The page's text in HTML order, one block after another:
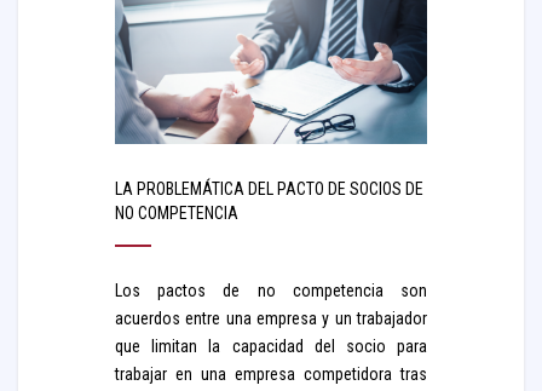
LA PROBLEMÁTICA DEL PACTO DE SOCIOS DE
NO COMPETENCIA
Los pactos de no competencia son
acuerdos entre una empresa y un trabajador
que limitan la capacidad del socio para
trabajar en una empresa competidora tras